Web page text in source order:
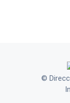
©